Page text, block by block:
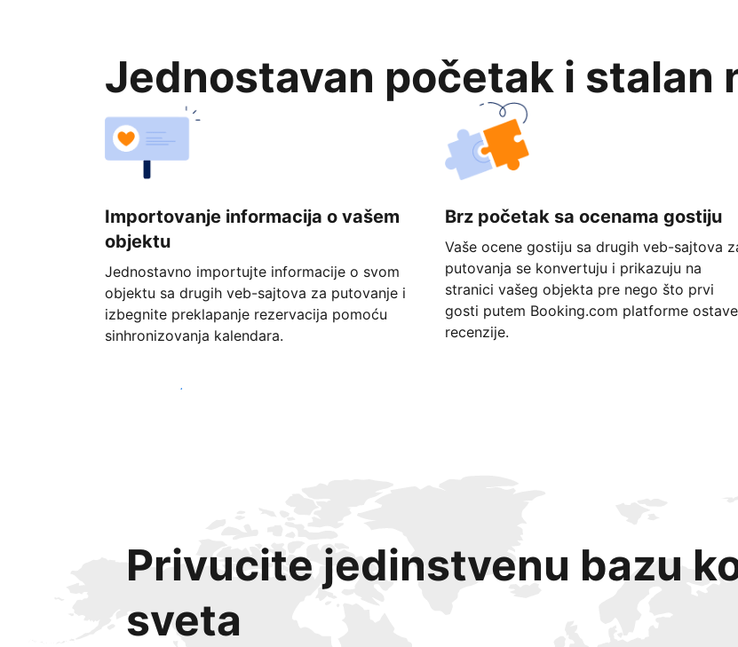
Jednostavan početak i stalan
Importovanje informacija o vašem
objektu
Jednostavno importujte informacije o svom
objektu sa drugih veb-sajtova za putovanje i
izbegnite preklapanje rezervacija pomoću
sinhronizovanja kalendara.
Brz početak sa ocenama gostiju
Vaše ocene gostiju sa drugih veb-sajtova
putovanja se konvertuju i prikazuju na
stranici vašeg objekta pre nego što prvi
gosti putem Booking.com platforme ostave
recenzije.
Počnite već danas
Privucite jedinstvenu bazu
sveta